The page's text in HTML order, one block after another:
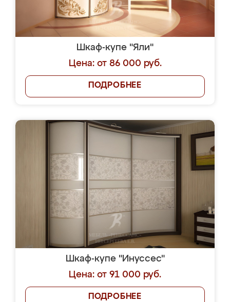
Шкаф-купе "Яли"
Цена: от 86 000 руб.
ПОДРОБНЕЕ
Шкаф-купе "Инуссес"
Цена: от 91 000 руб.
ПОДРОБНЕЕ